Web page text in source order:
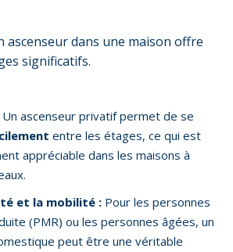
ascenseur dans une maison offre
significatifs.
Un ascenseur privatif permet de se
entre les étages, ce qui est
appréciable dans les maisons à
et la mobilité : Pour les personnes
(PMR) ou les personnes âgées, un
peut être une véritable